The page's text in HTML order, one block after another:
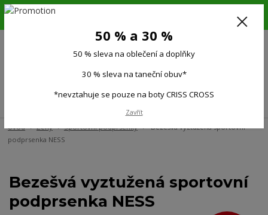
6.-16.8.26. DOVOLENÁ !!! 50 % SLEVA na všechno oblečení a doplňky !!!
(Po-Pá 9:00-15.00)
Úvod Ženy Sportovní podprsenky
Bezešvá vyztužená sportovní
podprsenka NESS
Bezešvá vyztužená sportovní
podprsenka NESS
50 % a 30 %
50 % sleva na oblečení a doplňky
30 % sleva na taneční obuv*
*nevztahuje se pouze na boty CRISS CROSS
Zavřít